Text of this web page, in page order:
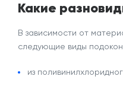
Какие
В зависимости от
следующие виды
из